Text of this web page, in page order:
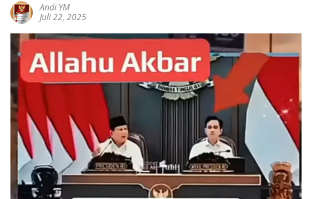
Andi YM
Juli 22, 2025